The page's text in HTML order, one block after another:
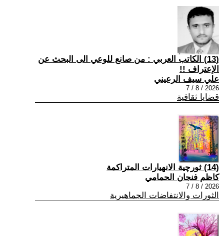
(13) الكاتب العربي : من صانع للوعي الى البحث عن
الإعتراف !!
علي سيف الرعيني
2026 / 8 / 7
قضايا ثقافية
(14) ثورچية الانهيارات المتراكمة
كاظم فنجان الحمامي
2026 / 8 / 7
الثورات والانتفاضات الجماهيرية